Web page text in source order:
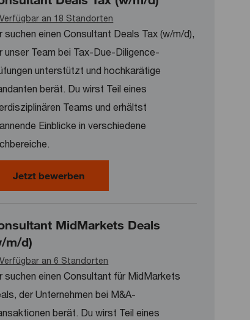
Verfügbar an 18 Standorten
suchen einen Consultant Deals Tax (w/m/d),
unser Team bei Tax-Due-Diligence-
unterstützt und hochkarätige
berät. Du wirst Teil eines
Teams und erhältst
Einblicke in verschiedene
Jetzt bewerbenConsultant Deals Tax (w/m/d)
MidMarkets Deals
m/d)
Verfügbar an 6 Standorten
suchen einen Consultant für MidMarkets
der Unternehmen bei M&A-
berät. Du wirst Teil eines